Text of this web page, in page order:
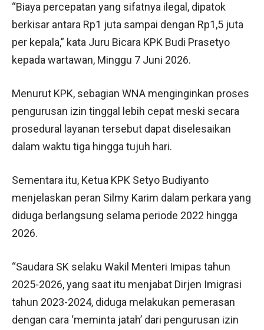
“Biaya percepatan yang sifatnya ilegal, dipatok
berkisar antara Rp1 juta sampai dengan Rp1,5 juta
per kepala,” kata Juru Bicara KPK Budi Prasetyo
kepada wartawan, Minggu 7 Juni 2026.
Menurut KPK, sebagian WNA menginginkan proses
pengurusan izin tinggal lebih cepat meski secara
prosedural layanan tersebut dapat diselesaikan
dalam waktu tiga hingga tujuh hari.
Sementara itu, Ketua KPK Setyo Budiyanto
menjelaskan peran Silmy Karim dalam perkara yang
diduga berlangsung selama periode 2022 hingga
2026.
“Saudara SK selaku Wakil Menteri Imipas tahun
2025-2026, yang saat itu menjabat Dirjen Imigrasi
tahun 2023-2024, diduga melakukan pemerasan
dengan cara ‘meminta jatah’ dari pengurusan izin